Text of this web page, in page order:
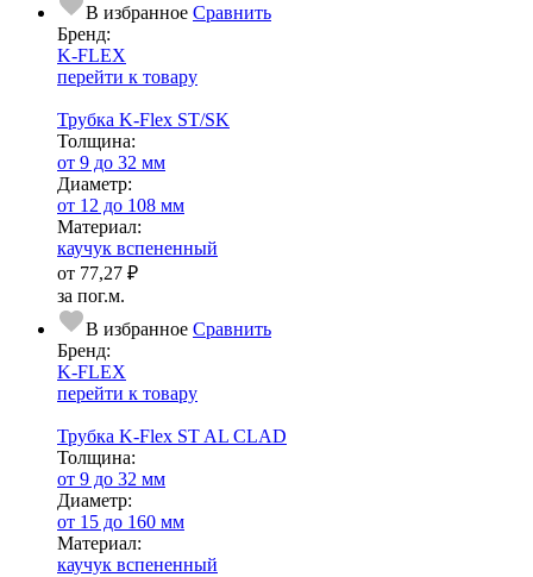
В избранное Сравнить
Бренд:
K-FLEX
перейти к товару
Трубка K-Flex ST/SK
Тол­щи­на:
от 9 до 32 мм
Диаметр:
от 12 до 108 мм
Ма­­те­­ри­­ал:
каучук вспененный
от 77,27 ₽
за пог.м.
В избранное Сравнить
Бренд:
K-FLEX
перейти к товару
Трубка K-Flex ST AL CLAD
Тол­щи­на:
от 9 до 32 мм
Диаметр:
от 15 до 160 мм
Ма­­те­­ри­­ал:
каучук вспененный